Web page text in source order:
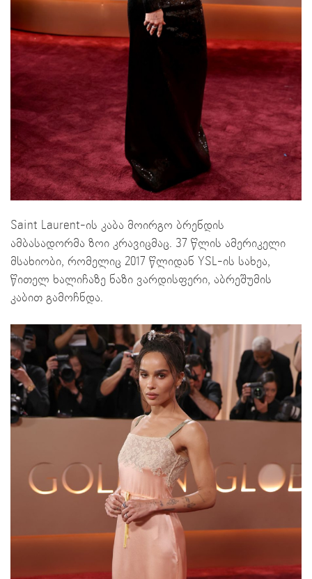
Saint Laurent-ის კაბა მოირგო ბრენდის
ამბასადორმა ზოი კრავიცმაც. 37 წლის ამერიკელი
მსახიობი, რომელიც 2017 წლიდან YSL-ის სახეა,
წითელ ხალიჩაზე ნაზი ვარდისფერი, აბრეშუმის
კაბით გამოჩნდა.